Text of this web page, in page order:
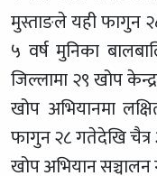
मुस्ताङले यही फागुन
५ वर्ष मुनिका
जिल्लामा २९ खोप
खोप अभियानमा
फागुन २८ गतेदेखि चैत्र
खोप अभियान सञ्चालन